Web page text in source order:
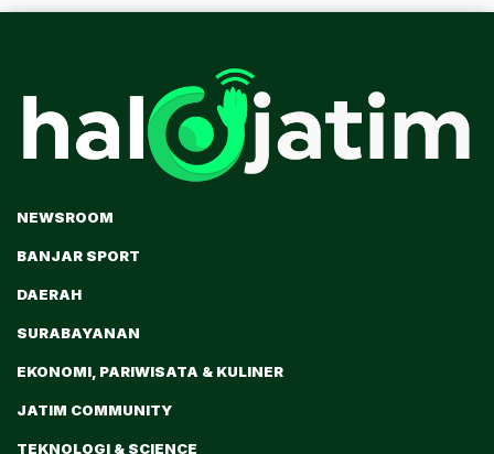
NEWSROOM
BANJAR SPORT
DAERAH
SURABAYANAN
EKONOMI, PARIWISATA & KULINER
JATIM COMMUNITY
TEKNOLOGI & SCIENCE